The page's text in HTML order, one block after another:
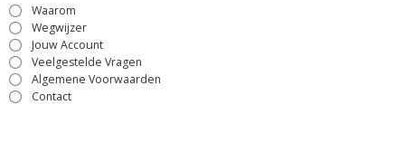
Waarom
Wegwijzer
Jouw Account
Veelgestelde Vragen
Algemene Voorwaarden
Contact